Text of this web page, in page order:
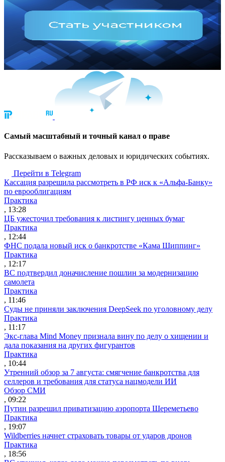
Cамый масштабный и точный канал о праве
Рассказываем о важных деловых и юридических событиях.
Перейти в Telegram
Кассация разрешила рассмотреть в РФ иск к «Альфа-Банку»
по еврооблигациям
Практика
, 13:28
ЦБ ужесточил требования к листингу ценных бумаг
Практика
, 12:44
ФНС подала новый иск о банкротстве «Кама Шиппинг»
Практика
, 12:17
ВС подтвердил доначисление пошлин за модернизацию
самолета
Практика
, 11:46
Суды не приняли заключения DeepSeek по уголовному делу
Практика
, 11:17
Экс-глава Mind Money признала вину по делу о хищении и
дала показания на других фигурантов
Практика
, 10:44
Утренний обзор за 7 августа: смягчение банкротства для
селлеров и требования для статуса нацмодели ИИ
Обзор СМИ
, 09:22
Путин разрешил приватизацию аэропорта Шереметьево
Практика
, 19:07
Wildberries начнет страховать товары от ударов дронов
Практика
, 18:56